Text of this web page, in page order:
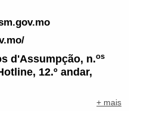
d'Assumpção, n.os
12.º andar,
+ mais